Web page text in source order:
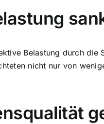
Belastung durch
nicht nur von